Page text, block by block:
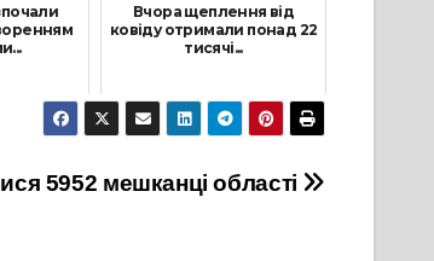
Вчора щеплення від
ковіду отримали понад 22
тисячі...
24 Листопада, 2021
5952 мешканці області